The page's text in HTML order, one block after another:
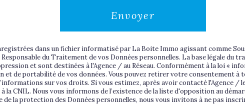
Envoyer
dans un fichier informatisé par La Boite Immo agissant comme
du Traitement de vos Données personnelles. La base légale du
et sont destinées à l'Agence / au Réseau. Conformément à la loi «
et de portabilité de vos données. Vous pouvez retirer votre consentement
sur vos droits. Si vous estimez, après avoir contacté l'Agence /
la CNIL. Nous vous informons de l’existence de la liste d'opposition au
de la protection des Données personnelles, nous vous invitons à ne pas